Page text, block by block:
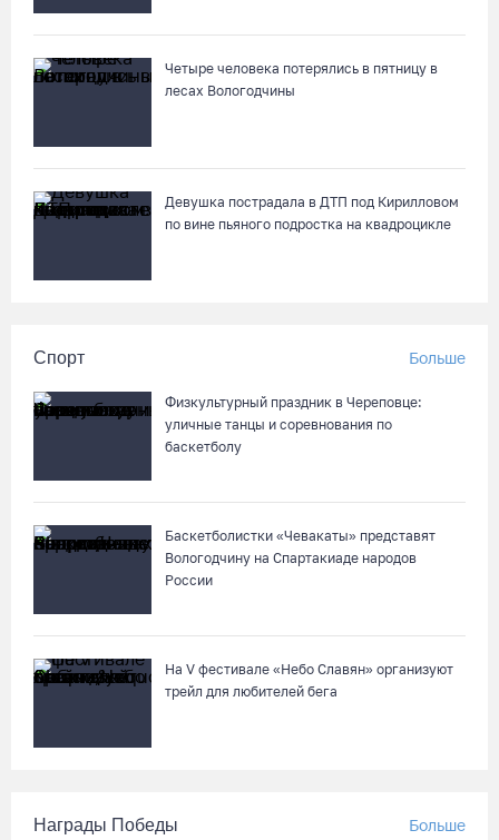
Четыре человека потерялись в пятницу в
лесах Вологодчины
Девушка пострадала в ДТП под Кирилловом
по вине пьяного подростка на квадроцикле
Спорт Больше
Физкультурный праздник в Череповце:
уличные танцы и соревнования по
баскетболу
Баскетболистки «Чевакаты» представят
Вологодчину на Спартакиаде народов
России
На V фестивале «Небо Славян» организуют
трейл для любителей бега
Награды Победы Больше